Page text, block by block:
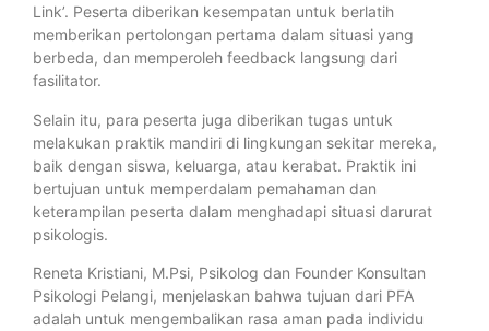
Link’. Peserta diberikan kesempatan untuk berlatih
memberikan pertolongan pertama dalam situasi yang
berbeda, dan memperoleh feedback langsung dari
fasilitator.
Selain itu, para peserta juga diberikan tugas untuk
melakukan praktik mandiri di lingkungan sekitar mereka,
baik dengan siswa, keluarga, atau kerabat. Praktik ini
bertujuan untuk memperdalam pemahaman dan
keterampilan peserta dalam menghadapi situasi darurat
psikologis.
Reneta Kristiani, M.Psi, Psikolog dan Founder Konsultan
Psikologi Pelangi, menjelaskan bahwa tujuan dari PFA
adalah untuk mengembalikan rasa aman pada individu